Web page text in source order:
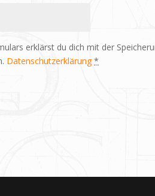
erklärst du dich mit der
Datenschutzerklärung *